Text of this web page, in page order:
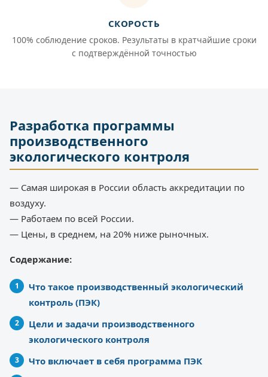
СКОРОСТЬ
100% соблюдение сроков. Результаты в кратчайшие сроки
с подтверждённой точностью
Разработка программы
производственного
экологического контроля
— Самая широкая в России область аккредитации по
воздуху.
— Работаем по всей России.
— Цены, в среднем, на 20% ниже рыночных.
Содержание:
Что такое производственный экологический
контроль (ПЭК)
Цели и задачи производственного
экологического контроля
Что включает в себя программа ПЭК